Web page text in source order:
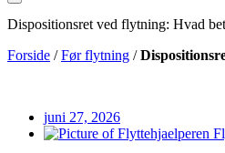
Dispositionsret ved flytning: Hvad
Forside /Før flytning /
juni 27, 2026